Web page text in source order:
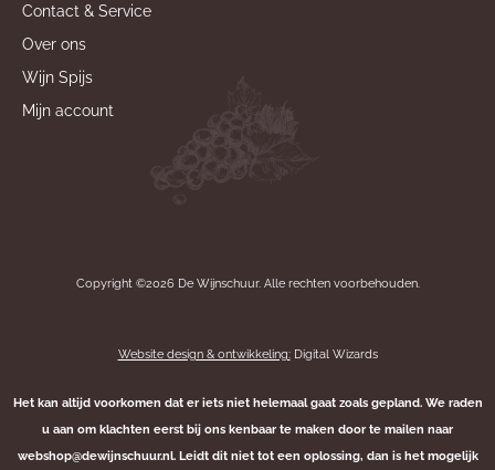
Contact & Service
Over ons
Wijn Spijs
Mijn account
Copyright ©2026 De Wijnschuur. Alle rechten voorbehouden.
Website design & ontwikkeling:Digital Wizards
Het kan altijd voorkomen dat er iets niet helemaal gaat zoals gepland. We raden
u aan om klachten eerst bij ons kenbaar te maken door te mailen naar
webshop@dewijnschuur.nl. Leidt dit niet tot een oplossing, dan is het mogelijk